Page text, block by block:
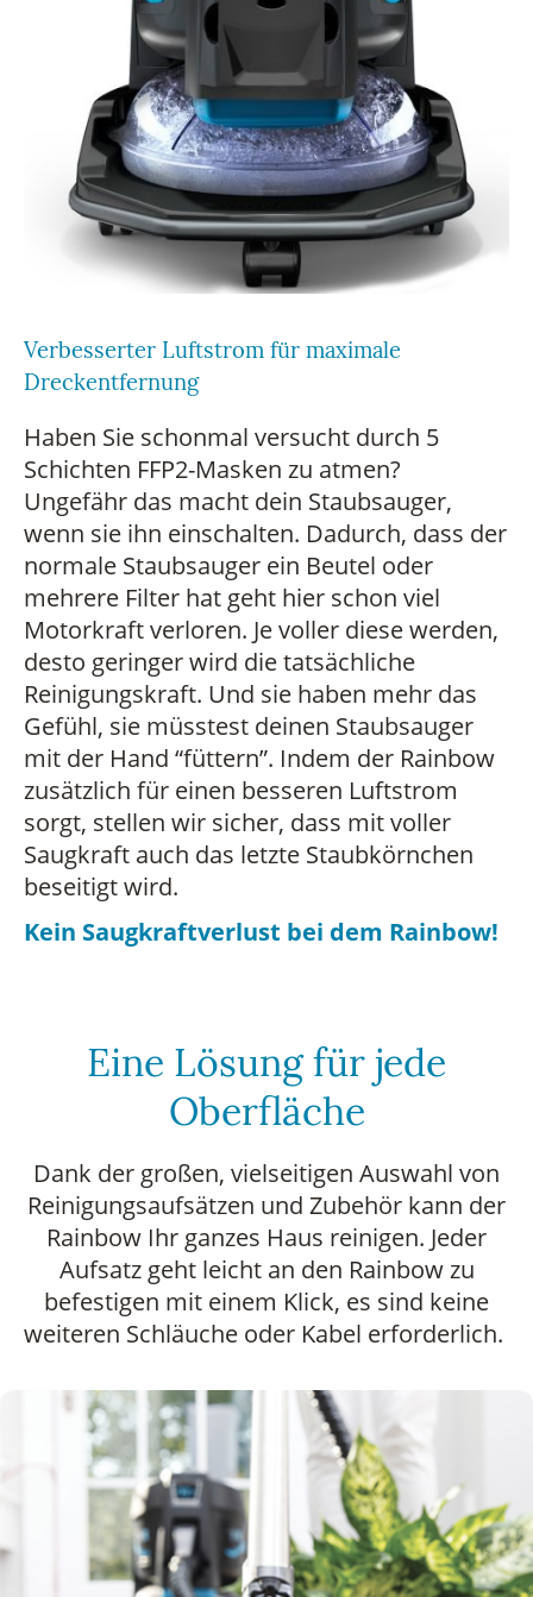
Verbesserter Luftstrom für maximale
Dreckentfernung
Haben Sie schonmal versucht durch 5
Schichten FFP2-Masken zu atmen?
Ungefähr das macht dein Staubsauger,
wenn sie ihn einschalten. Dadurch, dass der
normale Staubsauger ein Beutel oder
mehrere Filter hat geht hier schon viel
Motorkraft verloren. Je voller diese werden,
desto geringer wird die tatsächliche
Reinigungskraft. Und sie haben mehr das
Gefühl, sie müsstest deinen Staubsauger
mit der Hand “füttern”. Indem der Rainbow
zusätzlich für einen besseren Luftstrom
sorgt, stellen wir sicher, dass mit voller
Saugkraft auch das letzte Staubkörnchen
beseitigt wird.
Kein Saugkraftverlust bei dem Rainbow!
Eine Lösung für jede
Oberfläche
Dank der großen, vielseitigen Auswahl von
Reinigungsaufsätzen und Zubehör kann der
Rainbow Ihr ganzes Haus reinigen. Jeder
Aufsatz geht leicht an den Rainbow zu
befestigen mit einem Klick, es sind keine
weiteren Schläuche oder Kabel erforderlich.